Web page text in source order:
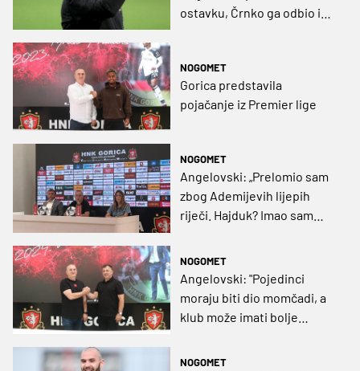
ostavku, Črnko ga odbio i
NOGOMET
Gorica predstavila
pojačanje iz Premier lige
NOGOMET
Angelovski: „Prelomio sam
zbog Ademijevih lijepih
riječi. Hajduk? Imao sam
NOGOMET
Angelovski: "Pojedinci
moraju biti dio momčadi, a
klub može imati bolje
NOGOMET